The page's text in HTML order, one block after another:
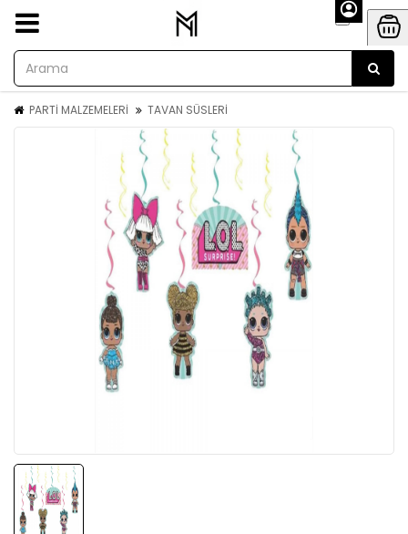
PARTİ MALZEMELERİ TAVAN SÜSLERİ